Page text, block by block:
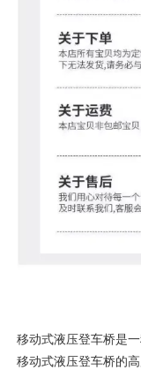
移动式液压登车桥是
移动式液压登车桥的